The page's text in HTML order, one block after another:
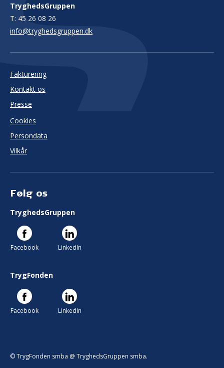
TryghedsGruppen
T: 45 26 08 26
info@tryghedsgruppen.dk
Fakturering
Kontakt os
Presse
Cookies
Persondata
Vilkår
Følg os
TryghedsGruppen
Facebook LinkedIn
TrygFonden
Facebook LinkedIn
© TrygFonden smba @ TryghedsGruppen smba.